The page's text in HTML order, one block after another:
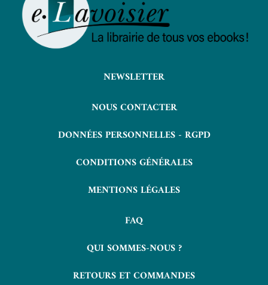
NEWSLETTER
NOUS CONTACTER
DONNÉES PERSONNELLES - RGPD
CONDITIONS GÉNÉRALES
MENTIONS LÉGALES
FAQ
QUI SOMMES-NOUS ?
RETOURS ET COMMANDES